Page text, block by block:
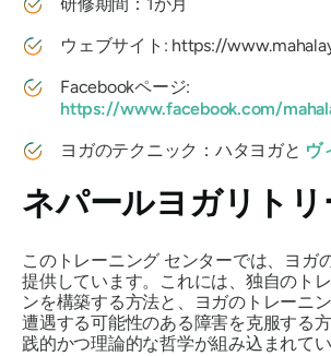
ウェブサイト: https://
Facebookページ:
https://www.facebook.com/
ヨガのテクニック：ハタヨガと ヴ
ネパールヨガリトリ
このトレーニング センターでは、ヨガ
提供しています。これには、独自のト
ンを構築する方法と、ヨガのトレーニ
遭遇する可能性のある障害を克服する
践的かつ理論的な哲学が組み込まれて